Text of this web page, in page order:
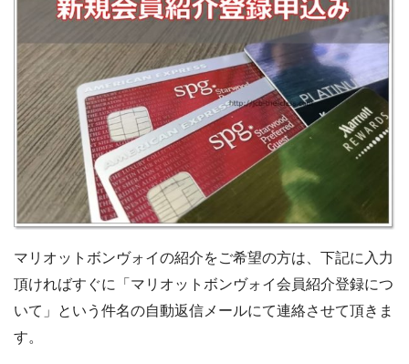
マリオットボンヴォイの紹介をご希望の方は、下記に入力
頂ければすぐに「マリオットボンヴォイ会員紹介登録につ
いて」という件名の自動返信メールにて連絡させて頂きま
す。